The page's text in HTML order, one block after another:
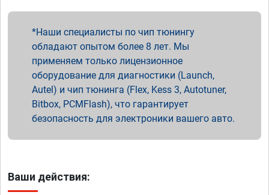
Наши специалисты по чип тюнингу
обладают опытом более 8 лет. Мы
применяем только лицензионное
оборудование для диагностики (Launch,
Autel) и чип тюнинга (Flex, Kess 3, Autotuner,
Bitbox, PCMFlash), что гарантирует
безопасность для электроники вашего авто.
Ваши действия: